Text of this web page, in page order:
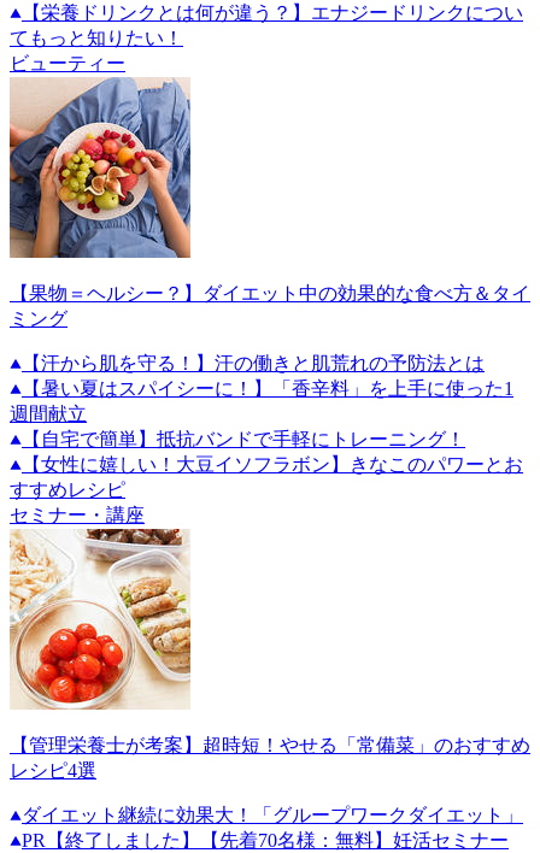
【栄養ドリンクとは何が違う？】エナジードリンクについ
てもっと知りたい！
ビューティー
【果物＝ヘルシー？】ダイエット中の効果的な食べ方＆タイ
ミング
【汗から肌を守る！】汗の働きと肌荒れの予防法とは
【暑い夏はスパイシーに！】「香辛料」を上手に使った1
週間献立
【自宅で簡単】抵抗バンドで手軽にトレーニング！
【女性に嬉しい！大豆イソフラボン】きなこのパワーとお
すすめレシピ
セミナー・講座
【管理栄養士が考案】超時短！やせる「常備菜」のおすすめ
レシピ4選
ダイエット継続に効果大！「グループワークダイエット」
PR
【終了しました】【先着70名様：無料】妊活セミナー